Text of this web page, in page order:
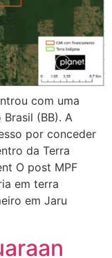
com uma
(BB). A
por conceder
da Terra
O post MPF
em terra
em Jaru